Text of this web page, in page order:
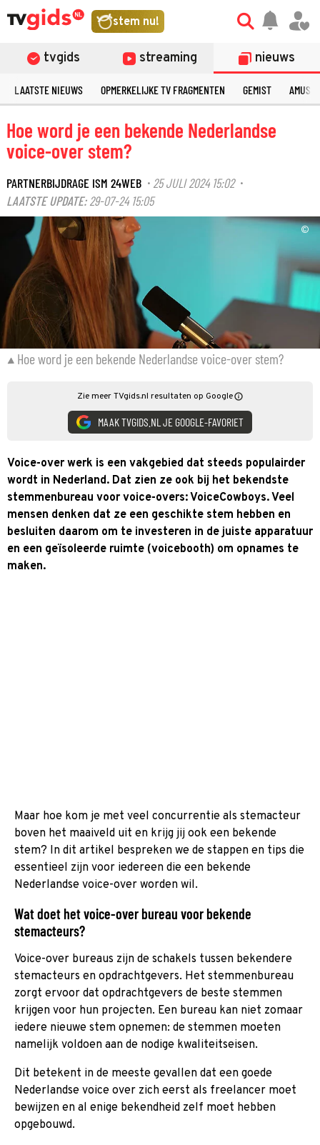
stem nu!
tvgids streaming nieuws
LAATSTE NIEUWS OPMERKELIJKE TV FRAGMENTEN GEMIST
Hoe word je een bekende Nederlandse
voice-over stem?
PARTNERBIJDRAGE ISM 24WEB · 25 JULI 2024 15:02·
LAATSTE UPDATE: 29-07-24 15:05
©
Hoe word je een bekende Nederlandse voice-over stem?
Zie meer TVgids.nl resultaten op Google
MAAK TVGIDS.NL JE GOOGLE-FAVORIET
Voice-over werk is een vakgebied dat steeds populairder
wordt in Nederland. Dat zien ze ook bij het bekendste
stemmenbureau voor voice-overs: VoiceCowboys. Veel
mensen denken dat ze een geschikte stem hebben en
besluiten daarom om te investeren in de juiste apparatuur
en een geïsoleerde ruimte (voicebooth) om opnames te
maken.
Maar hoe kom je met veel concurrentie als stemacteur
boven het maaiveld uit en krijg jij ook een bekende
stem? In dit artikel bespreken we de stappen en tips die
essentieel zijn voor iedereen die een bekende
Nederlandse voice-over worden wil.
Wat doet het voice-over bureau voor bekende
stemacteurs?
Voice-over bureaus zijn de schakels tussen bekendere
stemacteurs en opdrachtgevers. Het stemmenbureau
zorgt ervoor dat opdrachtgevers de beste stemmen
krijgen voor hun projecten. Een bureau kan niet zomaar
iedere nieuwe stem opnemen: de stemmen moeten
namelijk voldoen aan de nodige kwaliteitseisen.
Dit betekent in de meeste gevallen dat een goede
Nederlandse voice over zich eerst als freelancer moet
bewijzen en al enige bekendheid zelf moet hebben
opgebouwd.